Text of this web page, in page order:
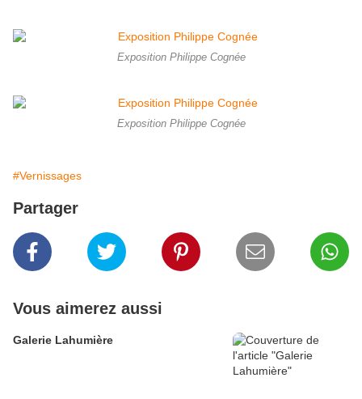
Exposition Philippe Cognée
Exposition Philippe Cognée
#Vernissages
Partager
Vous aimerez aussi
Galerie Lahumière